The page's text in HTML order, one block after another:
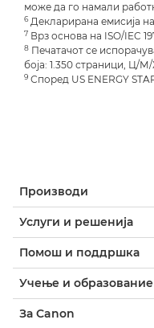
може да го намали
6Декларирана емисија
7 Врз основа на ISO/IEC
8 Печатачот се
боја: 1.350 страници, Ц/
9 Според US ENERGY
Производи
Услуги и решенија
Помош и поддршка
Учење и образование
За Canon